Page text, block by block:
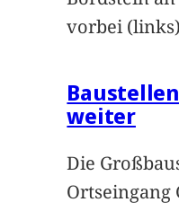
vorbei
weiter
Die
Ortseingang